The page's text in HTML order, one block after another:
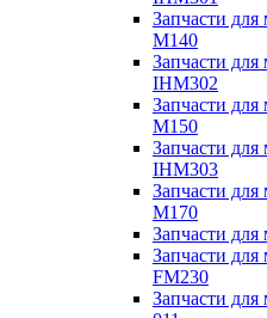
Запчасти
M140
Запчасти
IHM302
Запчасти
M150
Запчасти
IHM303
Запчасти
M170
Запчасти для
Запчасти
FM230
Запчасти